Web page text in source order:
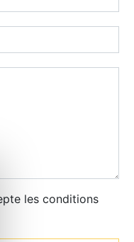
les conditions